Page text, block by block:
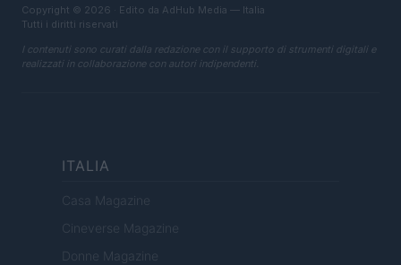
Copyright © 2026 · Edito da AdHub Media — Italia
Tutti i diritti riservati
I contenuti sono curati dalla redazione con il supporto di strumenti digitali e
realizzati in collaborazione con autori indipendenti.
ITALIA
Casa Magazine
Cineverse Magazine
Donne Magazine